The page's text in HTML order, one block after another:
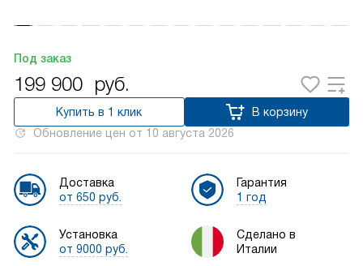
Под заказ
199 900 руб.
Купить в 1 клик
В корзину
Обновление цен от 10 августа 2026
Доставка
от 650 руб.
Установка
от 9000 руб.
Гарантия
1 год
Сделано в
Италии